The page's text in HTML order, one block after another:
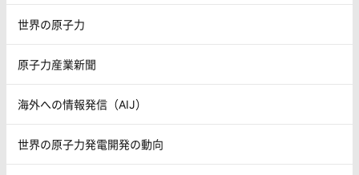
世界の原子力
原子力産業新聞
海外への情報発信（AIJ）
世界の原子力発電開発の動向